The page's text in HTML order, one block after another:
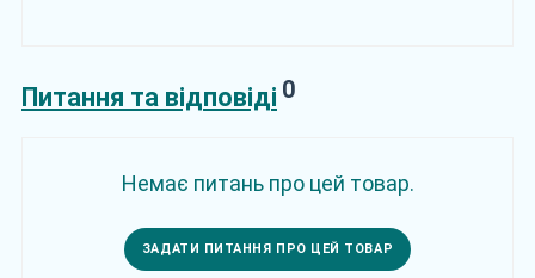
Питання та відповіді 0
Немає питань про цей товар.
ЗАДАТИ ПИТАННЯ ПРО ЦЕЙ ТОВАР